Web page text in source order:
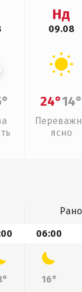
Нд
09.08
24°14°
ясно
06:00
16°